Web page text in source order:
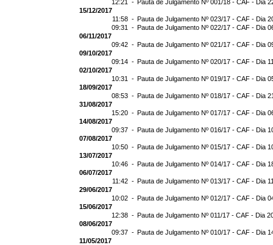
12:21 - Pauta de Julgamento Nº 001/18 - CAF - Dia
15/12/2017
11:58 - Pauta de Julgamento Nº 023/17 - CAF - Dia
09:31 - Pauta de Julgamento Nº 022/17 - CAF - Dia
06/11/2017
09:42 - Pauta de Julgamento Nº 021/17 - CAF - Dia
09/10/2017
09:14 - Pauta de Julgamento Nº 020/17 - CAF - Dia
02/10/2017
10:31 - Pauta de Julgamento Nº 019/17 - CAF - Dia
18/09/2017
08:53 - Pauta de Julgamento Nº 018/17 - CAF - Dia
31/08/2017
15:20 - Pauta de Julgamento Nº 017/17 - CAF - Dia
14/08/2017
09:37 - Pauta de Julgamento Nº 016/17 - CAF - Dia
07/08/2017
10:50 - Pauta de Julgamento Nº 015/17 - CAF - Dia
13/07/2017
10:46 - Pauta de Julgamento Nº 014/17 - CAF - Dia
06/07/2017
11:42 - Pauta de Julgamento Nº 013/17 - CAF - Dia
29/06/2017
10:02 - Pauta de Julgamento Nº 012/17 - CAF - Dia
15/06/2017
12:38 - Pauta de Julgamento Nº 011/17 - CAF - Dia
08/06/2017
09:37 - Pauta de Julgamento Nº 010/17 - CAF - Dia
11/05/2017